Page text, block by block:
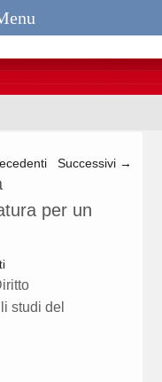
articolo
Successivi →
per un
studi del